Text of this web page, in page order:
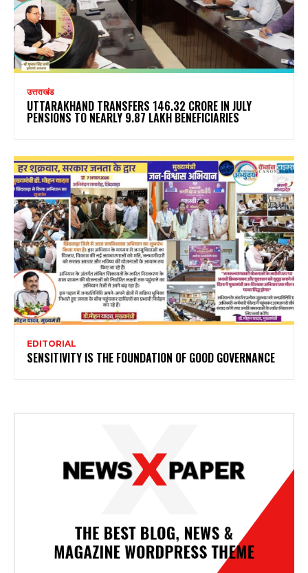
उत्तराखंड
UTTARAKHAND TRANSFERS ₹146.32 CRORE IN JULY
PENSIONS TO NEARLY 9.87 LAKH BENEFICIARIES
EDITORIAL
SENSITIVITY IS THE FOUNDATION OF GOOD GOVERNANCE